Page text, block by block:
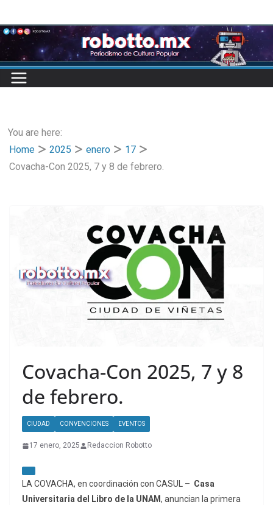
to
content
You are here:
Home
2025 enero
17
Covacha-Con 2025, 7 y 8 de febrero.
Covacha-Con 2025, 7 y 8
de febrero.
CIUDAD CONVENCIONES EVENTOS
17 enero, 2025 Redaccion Robotto
LA COVACHA, en coordinación con CASUL – Casa
Universitaria del Libro de la UNAM, anuncian la primera